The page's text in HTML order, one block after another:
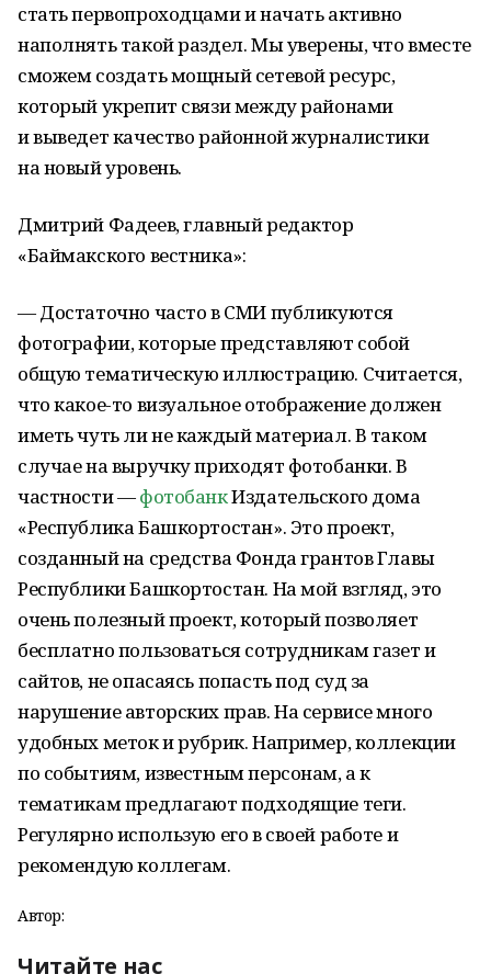
стать первопроходцами и начать активно
наполнять такой раздел. Мы уверены, что вместе
сможем создать мощный сетевой ресурс,
который укрепит связи между районами
и выведет качество районной журналистики
на новый уровень.
Дмитрий Фадеев, главный редактор
«Баймакского вестника»:
— Достаточно часто в СМИ публикуются
фотографии, которые представляют собой
общую тематическую иллюстрацию. Считается,
что какое-то визуальное отображение должен
иметь чуть ли не каждый материал. В таком
случае на выручку приходят фотобанки. В
частности —фотобанкИздательского дома
«Республика Башкортостан». Это проект,
созданный на средства Фонда грантов Главы
Республики Башкортостан. На мой взгляд, это
очень полезный проект, который позволяет
бесплатно пользоваться сотрудникам газет и
сайтов, не опасаясь попасть под суд за
нарушение авторских прав. На сервисе много
удобных меток и рубрик. Например, коллекции
по событиям, известным персонам, а к
тематикам предлагают подходящие теги.
Регулярно использую его в своей работе и
рекомендую коллегам.
Автор:
Читайте нас